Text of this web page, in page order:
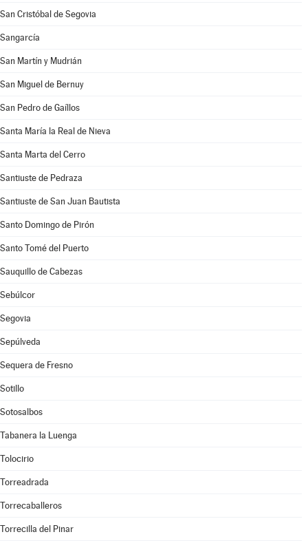
San Cristóbal de Segovia
Sangarcía
San Martín y Mudrián
San Miguel de Bernuy
San Pedro de Gaíllos
Santa María la Real de Nieva
Santa Marta del Cerro
Santiuste de Pedraza
Santiuste de San Juan Bautista
Santo Domingo de Pirón
Santo Tomé del Puerto
Sauquillo de Cabezas
Sebúlcor
Segovia
Sepúlveda
Sequera de Fresno
Sotillo
Sotosalbos
Tabanera la Luenga
Tolocirio
Torreadrada
Torrecaballeros
Torrecilla del Pinar